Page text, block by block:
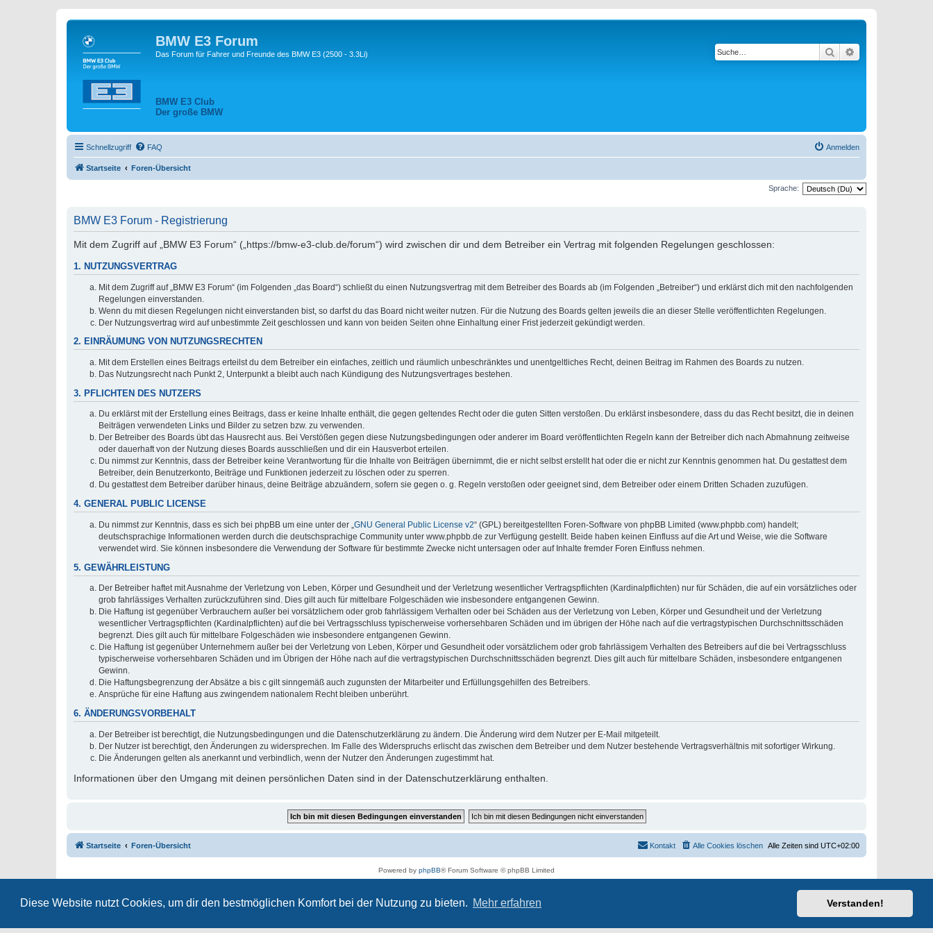
Diese Website nutzt Cookies, um dir den bestmöglichen Komfort bei der Nutzung zu bieten. Mehr erfahren Verstanden!
BMW E3 Forum
Das Forum für Fahrer und Freunde des BMW E3 (2500 - 3.3Li)
BMW E3 Club
Der große BMW
Suche
Schnellzugriff FAQ Anmelden
Startseite Foren-Übersicht
Sprache:
BMW E3 Forum - Registrierung
Mit dem Zugriff auf „BMW E3 Forum“ („https://bmw-e3-club.de/forum“) wird zwischen dir und dem Betreiber ein Vertrag mit folgenden Regelungen geschlossen:
1. NUTZUNGSVERTRAG
Mit dem Zugriff auf „BMW E3 Forum“ (im Folgenden „das Board“) schließt du einen Nutzungsvertrag mit dem Betreiber des Boards ab (im Folgenden „Betreiber“) und erklärst dich mit den nachfolgenden
Regelungen einverstanden.
Wenn du mit diesen Regelungen nicht einverstanden bist, so darfst du das Board nicht weiter nutzen. Für die Nutzung des Boards gelten jeweils die an dieser Stelle veröffentlichten Regelungen.
Der Nutzungsvertrag wird auf unbestimmte Zeit geschlossen und kann von beiden Seiten ohne Einhaltung einer Frist jederzeit gekündigt werden.
2. EINRÄUMUNG VON NUTZUNGSRECHTEN
Mit dem Erstellen eines Beitrags erteilst du dem Betreiber ein einfaches, zeitlich und räumlich unbeschränktes und unentgeltliches Recht, deinen Beitrag im Rahmen des Boards zu nutzen.
Das Nutzungsrecht nach Punkt 2, Unterpunkt a bleibt auch nach Kündigung des Nutzungsvertrages bestehen.
3. PFLICHTEN DES NUTZERS
Du erklärst mit der Erstellung eines Beitrags, dass er keine Inhalte enthält, die gegen geltendes Recht oder die guten Sitten verstoßen. Du erklärst insbesondere, dass du das Recht besitzt, die in deinen
Beiträgen verwendeten Links und Bilder zu setzen bzw. zu verwenden.
Der Betreiber des Boards übt das Hausrecht aus. Bei Verstößen gegen diese Nutzungsbedingungen oder anderer im Board veröffentlichten Regeln kann der Betreiber dich nach Abmahnung zeitweise
oder dauerhaft von der Nutzung dieses Boards ausschließen und dir ein Hausverbot erteilen.
Du nimmst zur Kenntnis, dass der Betreiber keine Verantwortung für die Inhalte von Beiträgen übernimmt, die er nicht selbst erstellt hat oder die er nicht zur Kenntnis genommen hat. Du gestattest dem
Betreiber, dein Benutzerkonto, Beiträge und Funktionen jederzeit zu löschen oder zu sperren.
Du gestattest dem Betreiber darüber hinaus, deine Beiträge abzuändern, sofern sie gegen o. g. Regeln verstoßen oder geeignet sind, dem Betreiber oder einem Dritten Schaden zuzufügen.
4. GENERAL PUBLIC LICENSE
Du nimmst zur Kenntnis, dass es sich bei phpBB um eine unter der „ GNU General Public License v2“ (GPL) bereitgestellten Foren-Software von phpBB Limited (www.phpbb.com) handelt;
deutschsprachige Informationen werden durch die deutschsprachige Community unter www.phpbb.de zur Verfügung gestellt. Beide haben keinen Einfluss auf die Art und Weise, wie die Software
verwendet wird. Sie können insbesondere die Verwendung der Software für bestimmte Zwecke nicht untersagen oder auf Inhalte fremder Foren Einfluss nehmen.
5. GEWÄHRLEISTUNG
Der Betreiber haftet mit Ausnahme der Verletzung von Leben, Körper und Gesundheit und der Verletzung wesentlicher Vertragspflichten (Kardinalpflichten) nur für Schäden, die auf ein vorsätzliches oder
grob fahrlässiges Verhalten zurückzuführen sind. Dies gilt auch für mittelbare Folgeschäden wie insbesondere entgangenen Gewinn.
Die Haftung ist gegenüber Verbrauchern außer bei vorsätzlichem oder grob fahrlässigem Verhalten oder bei Schäden aus der Verletzung von Leben, Körper und Gesundheit und der Verletzung
wesentlicher Vertragspflichten (Kardinalpflichten) auf die bei Vertragsschluss typischerweise vorhersehbaren Schäden und im übrigen der Höhe nach auf die vertragstypischen Durchschnittsschäden
begrenzt. Dies gilt auch für mittelbare Folgeschäden wie insbesondere entgangenen Gewinn.
Die Haftung ist gegenüber Unternehmern außer bei der Verletzung von Leben, Körper und Gesundheit oder vorsätzlichem oder grob fahrlässigem Verhalten des Betreibers auf die bei Vertragsschluss
typischerweise vorhersehbaren Schäden und im Übrigen der Höhe nach auf die vertragstypischen Durchschnittsschäden begrenzt. Dies gilt auch für mittelbare Schäden, insbesondere entgangenen
Gewinn.
Die Haftungsbegrenzung der Absätze a bis c gilt sinngemäß auch zugunsten der Mitarbeiter und Erfüllungsgehilfen des Betreibers.
Ansprüche für eine Haftung aus zwingendem nationalem Recht bleiben unberührt.
6. ÄNDERUNGSVORBEHALT
Der Betreiber ist berechtigt, die Nutzungsbedingungen und die Datenschutzerklärung zu ändern. Die Änderung wird dem Nutzer per E-Mail mitgeteilt.
Der Nutzer ist berechtigt, den Änderungen zu widersprechen. Im Falle des Widerspruchs erlischt das zwischen dem Betreiber und dem Nutzer bestehende Vertragsverhältnis mit sofortiger Wirkung.
Die Änderungen gelten als anerkannt und verbindlich, wenn der Nutzer den Änderungen zugestimmt hat.
Informationen über den Umgang mit deinen persönlichen Daten sind in der Datenschutzerklärung enthalten.
Startseite Foren-Übersicht Alle Zeiten sind UTC+02:00
Alle Cookies löschen
Kontakt
Powered by phpBB® Forum Software © phpBB Limited